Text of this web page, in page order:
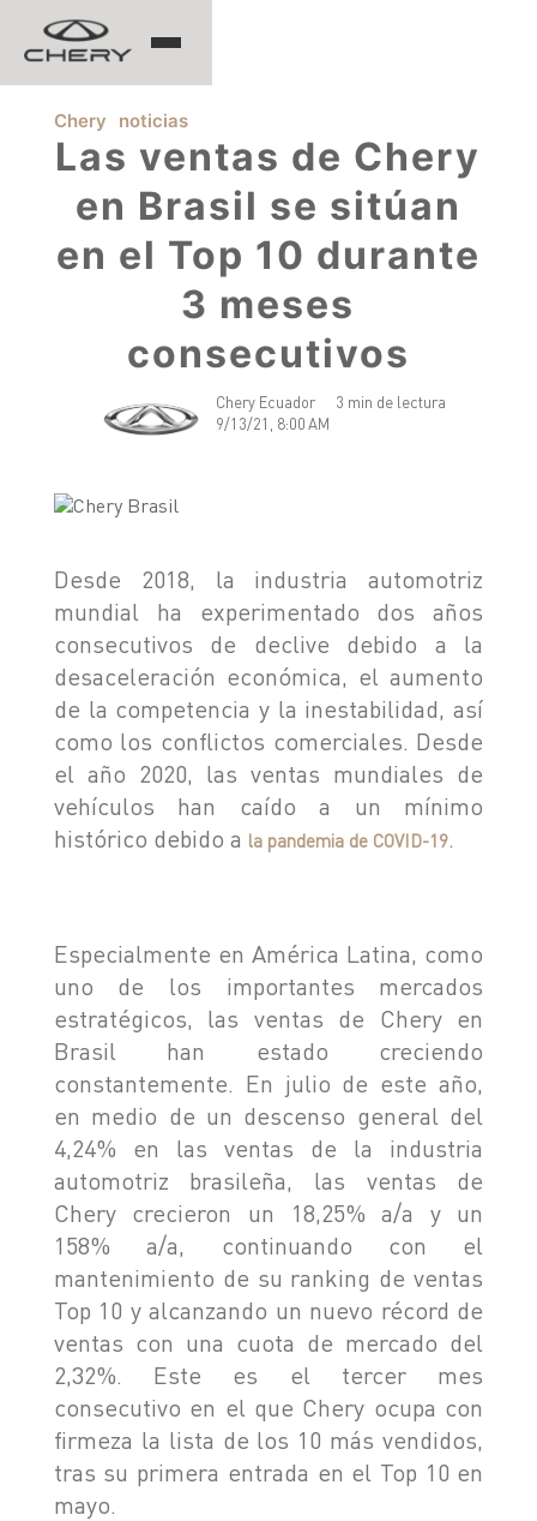
TIGGO 8 PRO
ARRIZO 5 PRO MAX
TIGGO 9 PHEV "CSH"
HIMLA
HIMLA 4X4
NOTICIAS
BLOG
CONTACTO
CONCESIONARIOS
SOBRE CHERY
POSVENTA
CAMPAÑA DE
SEGURIDAD
ASSISTANCE
Chery noticias
Las ventas de Chery
en Brasil se sitúan
en el Top 10 durante
3 meses
consecutivos
Chery Ecuador
9/13/21, 8:00 AM
3 min de lectura
Desde 2018, la industria automotriz
mundial ha experimentado dos años
consecutivos de declive debido a la
desaceleración económica, el aumento
de la competencia y la inestabilidad, así
como los conflictos comerciales. Desde
el año 2020, las ventas mundiales de
vehículos han caído a un mínimo
histórico debido a la pandemia de COVID-19.
Especialmente en América Latina, como
uno de los importantes mercados
estratégicos, las ventas de Chery en
Brasil han estado creciendo
constantemente. En julio de este año,
en medio de un descenso general del
4,24% en las ventas de la industria
automotriz brasileña, las ventas de
Chery crecieron un 18,25% a/a y un
158% a/a, continuando con el
mantenimiento de su ranking de ventas
Top 10 y alcanzando un nuevo récord de
ventas con una cuota de mercado del
2,32%. Este es el tercer mes
consecutivo en el que Chery ocupa con
firmeza la lista de los 10 más vendidos,
tras su primera entrada en el Top 10 en
mayo.